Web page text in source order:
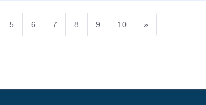
5 6 7 8 9 10 »